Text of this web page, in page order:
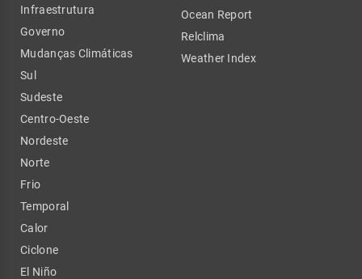
Infraestrutura
Governo
Mudanças Climáticas
Sul
Sudeste
Centro-Oeste
Nordeste
Norte
Frio
Temporal
Calor
Ciclone
El Niño
Ocean Report
Relclima
Weather Index